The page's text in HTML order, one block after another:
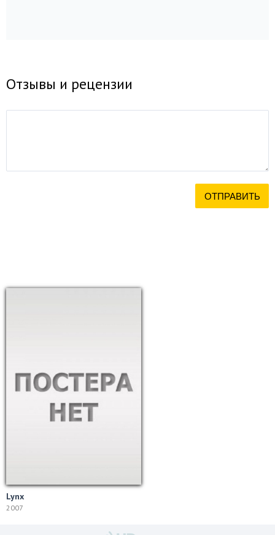
Отзывы и рецензии
Lynx
2007